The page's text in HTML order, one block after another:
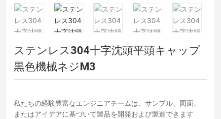
ステンレス304十字沈頭平頭キャップ
黒色機械ネジM3
私たちの経験豊富なエンジニアチームは、サンプル、図面、